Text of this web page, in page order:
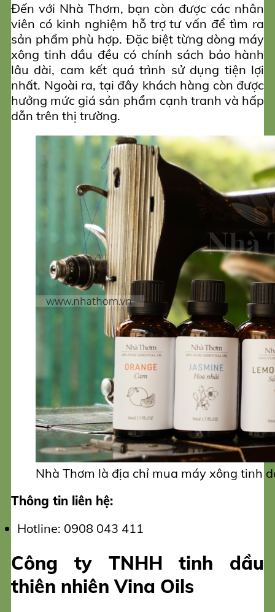
Đến với Nhà Thơm, bạn còn được các nhân
viên có kinh nghiệm hỗ trợ tư vấn để tìm ra
sản phẩm phù hợp. Đặc biệt từng dòng máy
xông tinh dầu đều có chính sách bảo hành
lâu dài, cam kết quá trình sử dụng tiện lợi
nhất. Ngoài ra, tại đây khách hàng còn được
hưởng mức giá sản phẩm cạnh tranh và hấp
dẫn trên thị trường.
Nhà Thơm là địa chỉ mua máy xông tinh
Thông tin liên hệ:
Hotline: 0908 043 411
Công ty TNHH tinh dầu
thiên nhiên Vina Oils